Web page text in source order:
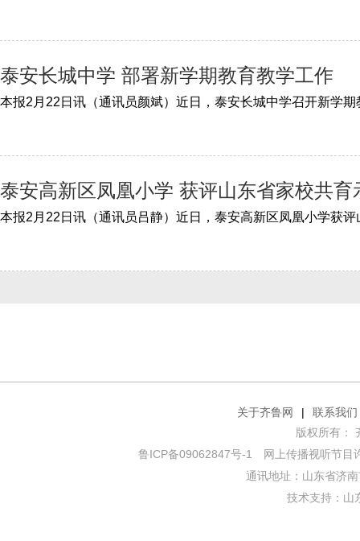
泰安长城中学 部署新学期教育教学工作
泰安高新区凤凰小学 获评山东省家校共育
关于齐鲁网 |
联系我们
版权所有：
鲁ICP备09062847号-1
网上传播视听节目
通讯地址：山东省济
技术支持： 山